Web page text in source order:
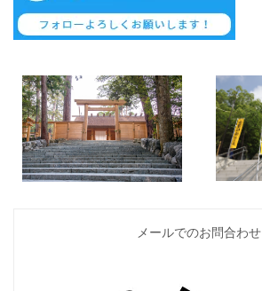
メールでのお問合わせ